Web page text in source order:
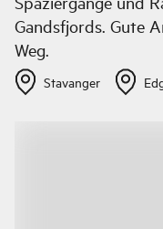
Gandsfjords. Gute
Weg.
Stavanger